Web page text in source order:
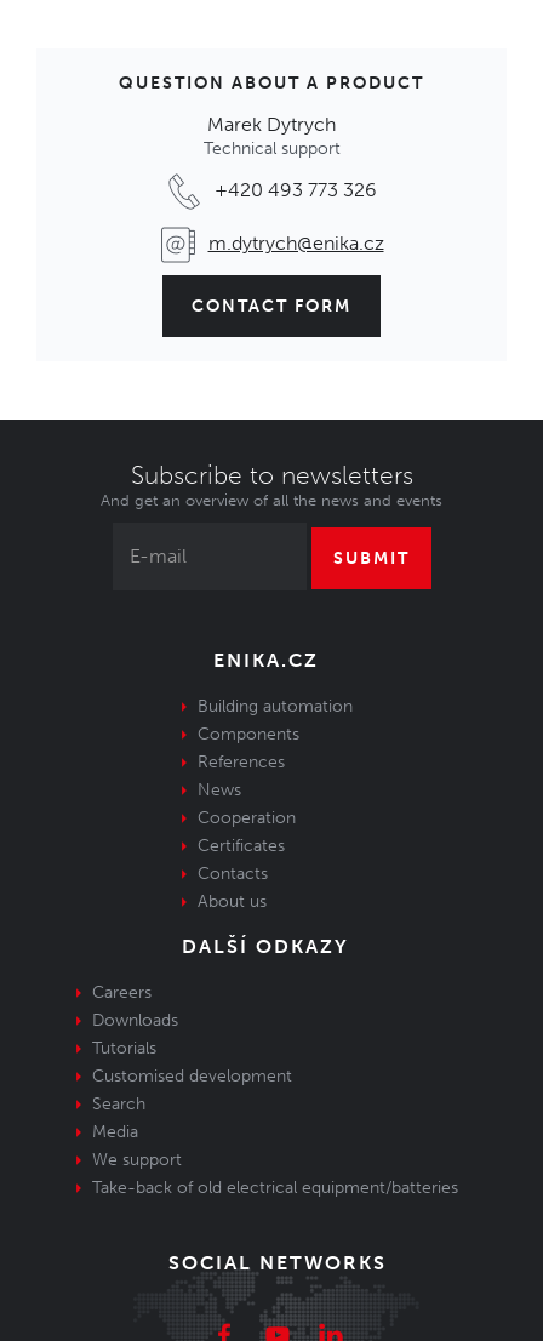
QUESTION ABOUT A PRODUCT
Marek Dytrych
Technical support
+420 493 773 326
m.dytrych@enika.cz
CONTACT FORM
Subscribe to newsletters
And get an overview of all the news and events
SUBMIT
ENIKA.CZ
Building automation
Components
References
News
Cooperation
Certificates
Contacts
About us
DALŠÍ ODKAZY
Careers
Downloads
Tutorials
Customised development
Search
Media
We support
Take-back of old electrical equipment/batteries
SOCIAL NETWORKS